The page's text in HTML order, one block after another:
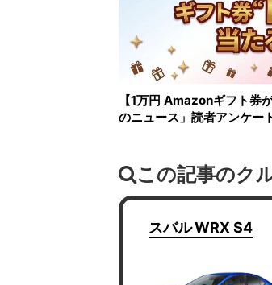
【1万円 Amazonギフト券
のニュース」読者アンケー
この記事のク
スバルWRX S4